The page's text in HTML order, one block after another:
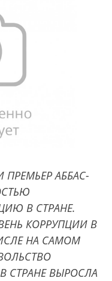
АББАС-
В СТРАНЕ.
КОРРУПЦИИ В
НА САМОМ
СТРАНЕ ВЫРОСЛА